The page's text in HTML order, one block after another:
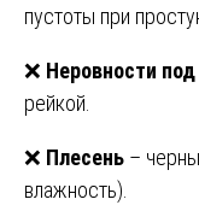
пустоты при
❌ Неровности
рейкой.
❌ Плесень –
влажность).